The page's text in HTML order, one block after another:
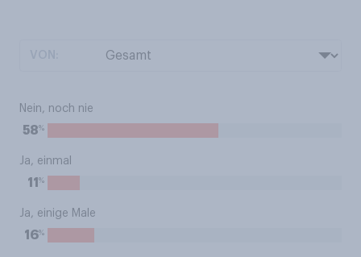
Nein, noch nie
58%
Ja, einmal
11 %
Ja, einige Male
16%